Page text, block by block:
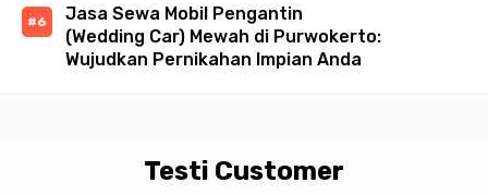
Jasa Sewa Mobil Pengantin
(Wedding Car) Mewah di Purwokerto:
Wujudkan Pernikahan Impian Anda
Testi Customer